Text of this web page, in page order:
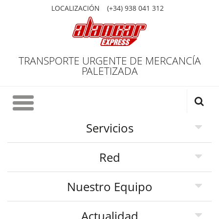
LOCALIZACIÓN (+34) 938 041 312
TRANSPORTE URGENTE DE MERCANCÍA
PALETIZADA
Servicios
Quiénes Somos
Qué ofrecemos
Qué nos distingue
Red
Central
Mapa de red
Nuestro Equipo
El músculo y el corazón de Palibex